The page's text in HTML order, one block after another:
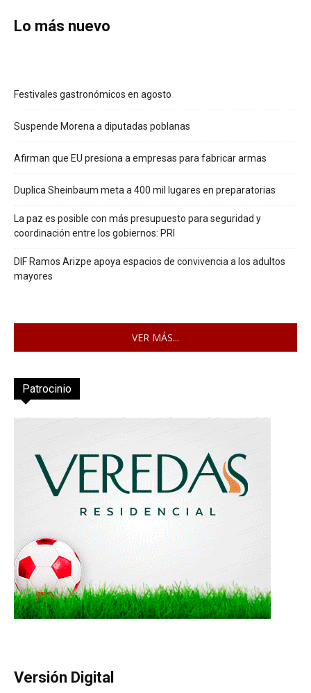
Lo más nuevo
Festivales gastronómicos en agosto
Suspende Morena a diputadas poblanas
Afirman que EU presiona a empresas para fabricar armas
Duplica Sheinbaum meta a 400 mil lugares en preparatorias
La paz es posible con más presupuesto para seguridad y
coordinación entre los gobiernos: PRI
DIF Ramos Arizpe apoya espacios de convivencia a los adultos
mayores
VER MÁS...
Patrocinio
Versión Digital